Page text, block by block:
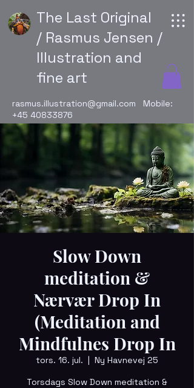
The Last Original
/ Rasmus Jensen /
Illustration and
fine art
rasmus.illustration@gmail.com Mobile:
+45 40833876
Slow Down
meditation &
Nærvær Drop In
(Meditation and
Mindfulnes Drop In
tors. 16. jul.
  |
Ny Havnevej 25
Torsdags Slow Down meditation &